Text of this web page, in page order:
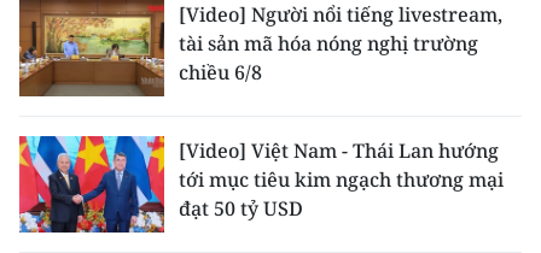
[Video] Người nổi tiếng livestream,
tài sản mã hóa nóng nghị trường
chiều 6/8
[Video] Việt Nam - Thái Lan hướng
tới mục tiêu kim ngạch thương mại
đạt 50 tỷ USD